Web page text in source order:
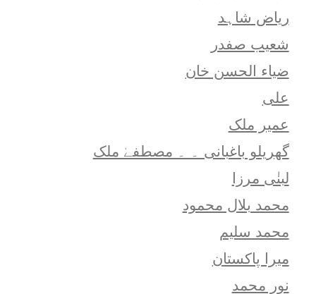
ریاض شاہد
شعيب صفدر
ضیاء الحسن خان
علی
عمیر ملک
گھریلو باغبانی ۔ ۔ مصطفےٰ ملک
لبنٰی مرزا
محمد بلال محمود
محمد سلیم
میرا پاکستان
نور محمد